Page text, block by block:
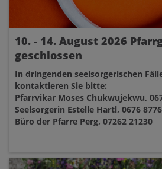
10. - 14. August 2026
geschlossen
In dringenden seelsorgerischen
kontaktieren Sie bitte:
Pfarrvikar Moses Chukwujekwu,
Seelsorgerin Estelle Hartl, 0676
Büro der Pfarre Perg, 07262 21230